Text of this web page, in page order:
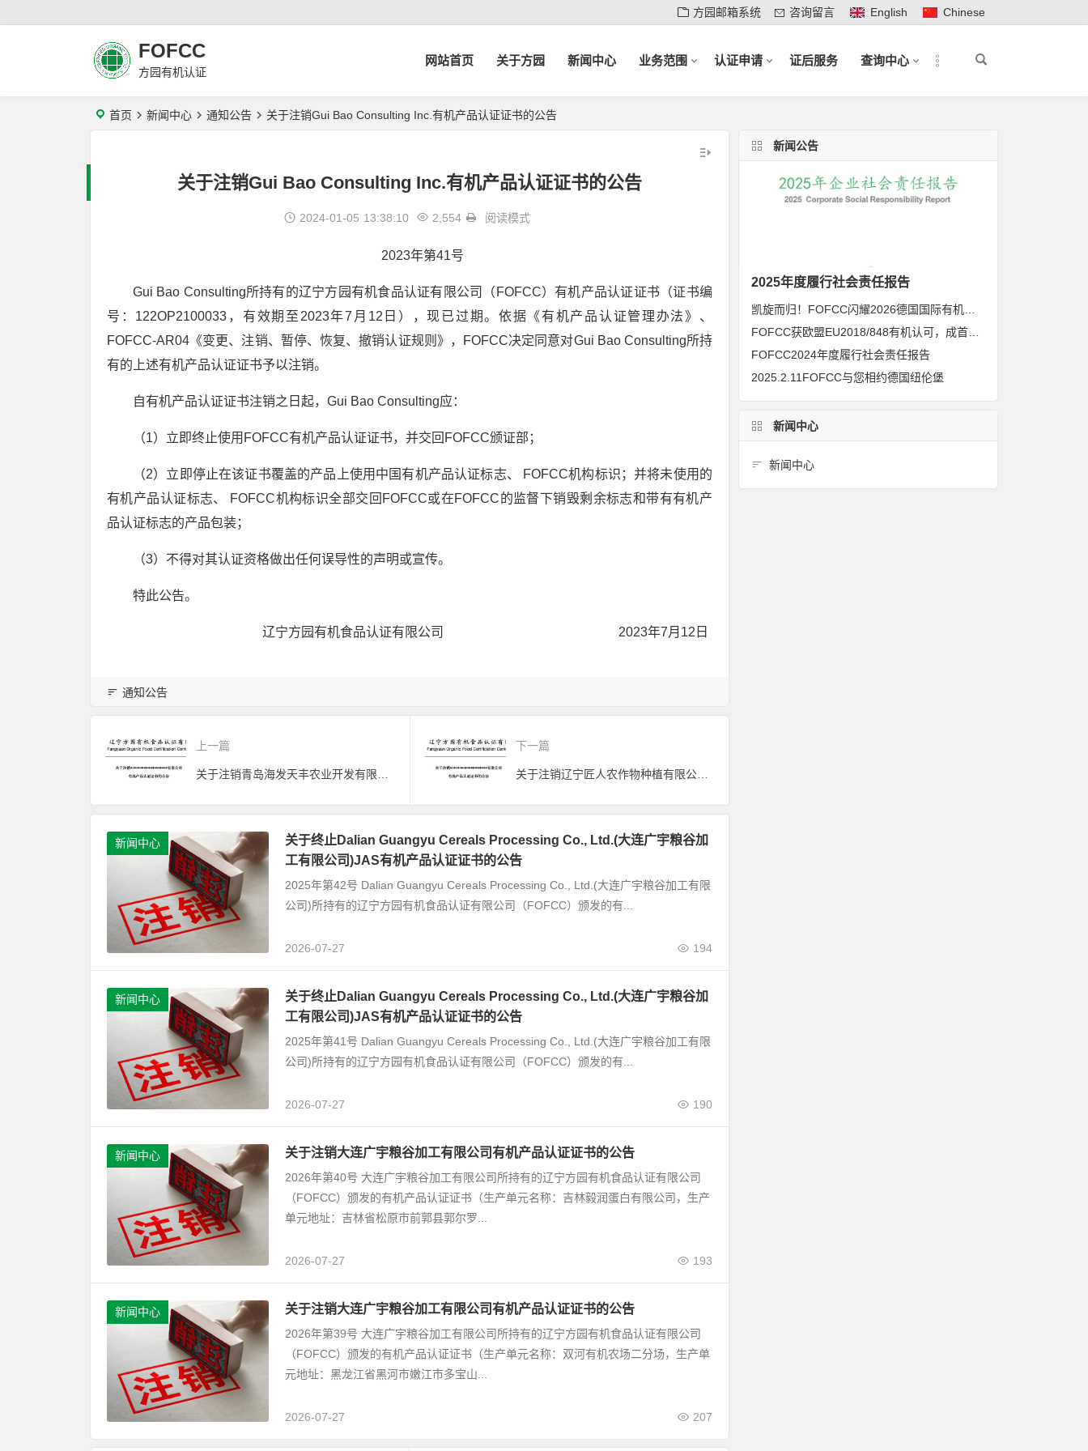
方园邮箱系统 咨询留言 English Chinese
FOFCC
方园有机认证
网站首页 关于方园 新闻中心 业务范围 认证申请 证后服务 查询中心
首页 新闻中心 通知公告 关于注销Gui Bao Consulting Inc.有机产品认证证书的公告
关于注销Gui Bao Consulting Inc.有机产品认证证书的公告
2024-01-05 13:38:10 2,554 阅读模式
2023年第41号
Gui Bao Consulting所持有的辽宁方园有机食品认证有限公司（FOFCC）有机产品认证证书（证书编
号：122OP2100033，有效期至2023年7月12日），现已过期。依据《有机产品认证管理办法》、
FOFCC-AR04《变更、注销、暂停、恢复、撤销认证规则》，FOFCC决定同意对Gui Bao Consulting所持
有的上述有机产品认证证书予以注销。
自有机产品认证证书注销之日起，Gui Bao Consulting应：
（1）立即终止使用FOFCC有机产品认证证书，并交回FOFCC颁证部；
（2）立即停止在该证书覆盖的产品上使用中国有机产品认证标志、 FOFCC机构标识；并将未使用的
有机产品认证标志、 FOFCC机构标识全部交回FOFCC或在FOFCC的监督下销毁剩余标志和带有有机产
品认证标志的产品包装；
（3）不得对其认证资格做出任何误导性的声明或宣传。
特此公告。
辽宁方园有机食品认证有限公司 2023年7月12日
通知公告
上一篇 下一篇
关于注销辽宁匠人农作物种植有限公司辽中分公司有机产品认证证书的公告
新闻中心
关于终止Dalian Guangyu Cereals Processing Co., Ltd.(大连广宇粮谷加
工有限公司)JAS有机产品认证证书的公告
2025年第42号 Dalian Guangyu Cereals Processing Co., Ltd.(大连广宇粮谷加工有限
公司)所持有的辽宁方园有机食品认证有限公司（FOFCC）颁发的有...
2026-07-27 194
新闻中心
关于终止Dalian Guangyu Cereals Processing Co., Ltd.(大连广宇粮谷加
工有限公司)JAS有机产品认证证书的公告
2025年第41号 Dalian Guangyu Cereals Processing Co., Ltd.(大连广宇粮谷加工有限
公司)所持有的辽宁方园有机食品认证有限公司（FOFCC）颁发的有...
2026-07-27 190
新闻中心 关于注销大连广宇粮谷加工有限公司有机产品认证证书的公告
2026年第40号 大连广宇粮谷加工有限公司所持有的辽宁方园有机食品认证有限公司
（FOFCC）颁发的有机产品认证证书（生产单元名称：吉林毅润蛋白有限公司，生产
单元地址：吉林省松原市前郭县郭尔罗...
2026-07-27 193
新闻中心 关于注销大连广宇粮谷加工有限公司有机产品认证证书的公告
2026年第39号 大连广宇粮谷加工有限公司所持有的辽宁方园有机食品认证有限公司
（FOFCC）颁发的有机产品认证证书（生产单元名称：双河有机农场二分场，生产单
元地址：黑龙江省黑河市嫩江市多宝山...
2026-07-27 207
新闻公告
2025年度履行社会责任报告
FOFCC2024年度履行社会责任报告
2025.2.11FOFCC与您相约德国纽伦堡
新闻中心
新闻中心